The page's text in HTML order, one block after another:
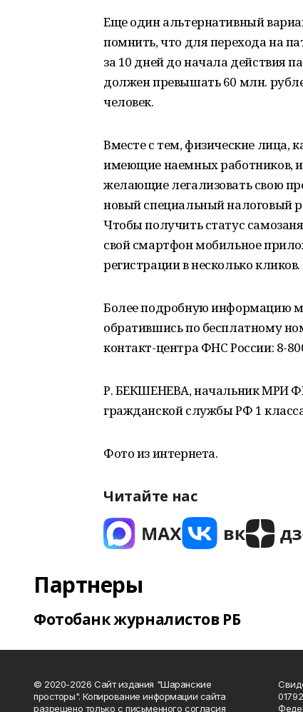
Еще один альтернативный
помнить, что для перехода на
за 10 дней до начала действия
должен превышать 60 млн.
человек.
Вместе с тем, физические лица,
имеющие наемных работников,
желающие легализовать свою
новый специальный налоговый
Чтобы получить статус
свой смартфон мобильное
регистрации в несколько кликов.
Более подробную информацию
обратившись по бесплатному
контакт-центра ФНС России: 8-
Р. БЕКШЕНЕВА, начальник МРИ
гражданской службы РФ 1
Фото из интернета.
Читайте нас
Партнеры
Фотобанк журналистов РБ
© 2020-2026 Сайт издания "Шаранские
просторы". Копирование информации сайта
разрешено только с письменного согласия